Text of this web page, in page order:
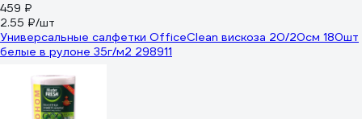
459 ₽
2.55 ₽/шт
Универсальные салфетки OfficeClean вискоза 20/20см 180шт
белые в рулоне 35г/м2 298911